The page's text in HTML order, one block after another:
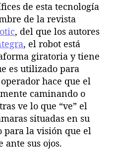
de esta tecnología
de la revista
, del que los autores
, el robot está
giratoria y tiene
es utilizado para
hace que el
caminando o
ve lo que “ve” el
situadas en su
para la visión que el
ante sus ojos.